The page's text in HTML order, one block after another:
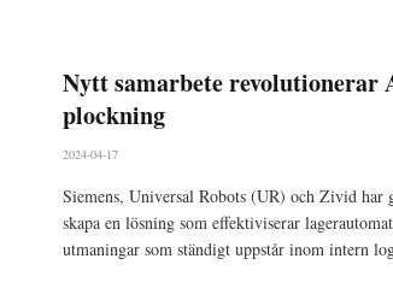
Nytt samarbete revolutionerar
plockning
2024-04-17
Siemens, Universal Robots (UR) och Zivid har
skapa en lösning som effektiviserar
utmaningar som ständigt uppstår inom intern